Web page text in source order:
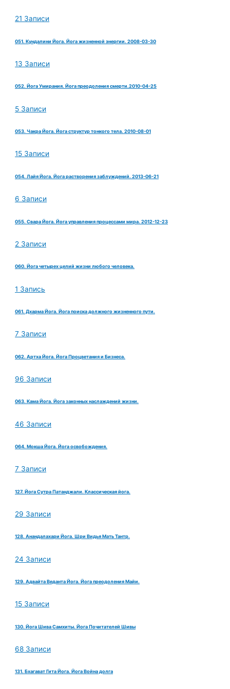
21 Записи
051. Кундалини Йога. Йога жизненной энергии. 2008-03-30
13 Записи
052. Йога Умирания. Йога преодоления смерти.2010-04-25
5 Записи
053. Чакра Йога. Йога структур тонкого тела. 2010-08-01
15 Записи
054. Лайя Йога. Йога растворения заблуждений. 2013-06-21
6 Записи
055. Свара Йога. Йога управления процессами мира. 2012-12-23
2 Записи
060. Йога четырех целий жизни любого человека.
1 Запись
061. Дхарма Йога. Йога поиска должного жизненного пути.
7 Записи
062. Артха Йога. Йога Процветания и Бизнеса.
96 Записи
063. Кама Йога. Йога законных наслаждений жизни.
46 Записи
064. Мокша Йога. Йога освобождения.
7 Записи
127. Йога Сутра Патанджали. Классическая йога.
29 Записи
128. Анандалахари Йога. Шри Видья Мать Тантр.
24 Записи
129. Адвайта Веданта Йога. Йога преодоления Майи.
15 Записи
130. Йога Шива Самхиты. Йога Почитателей Шивы
68 Записи
131. Бхагават Гита Йога. Йога Война долга